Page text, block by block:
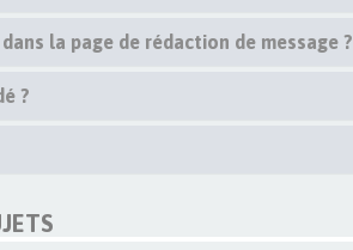
la page de rédaction de message ?
?